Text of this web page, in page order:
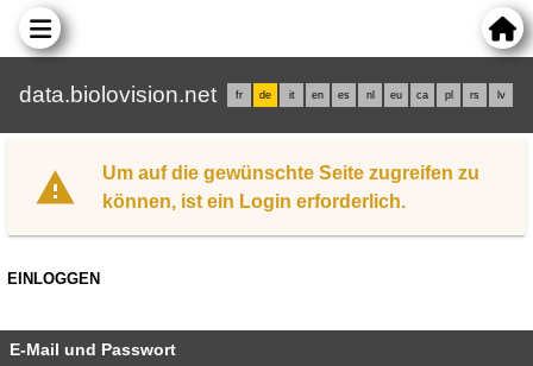
data.biolovision.net fr de it en es nl eu ca pl rs lv
Um auf die gewünschte Seite zugreifen zu
können, ist ein Login erforderlich.
EINLOGGEN
E-Mail und Passwort